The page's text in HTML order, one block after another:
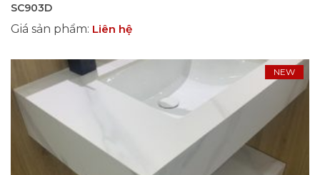
SC903D
Giá sản phẩm: Liên hệ
NEW